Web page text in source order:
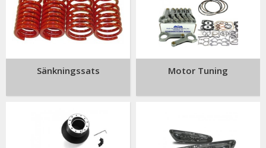
Sänkningssats Motor Tuning